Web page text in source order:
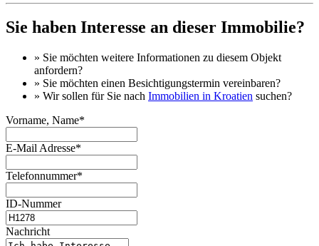
Sie haben Interesse an dieser Immobilie?
» Sie möchten weitere Informationen zu diesem Objekt
anfordern?
» Sie möchten einen Besichtigungstermin vereinbaren?
» Wir sollen für Sie nach Immobilien in Kroatien suchen?
Vorname, Name*
E-Mail Adresse*
Telefonnummer*
ID-Nummer
Nachricht